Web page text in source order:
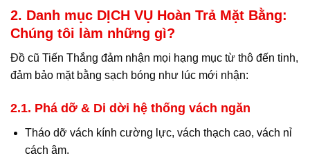
2. Danh mục DỊCH VỤ Hoàn Trả Mặt Bằng:
Chúng tôi làm những gì?
Đồ cũ Tiến Thắng đảm nhận mọi hạng mục từ thô đến tinh,
đảm bảo mặt bằng sạch bóng như lúc mới nhận:
2.1. Phá dỡ & Di dời hệ thống vách ngăn
Tháo dỡ vách kính cường lực, vách thạch cao, vách nỉ
cách âm.